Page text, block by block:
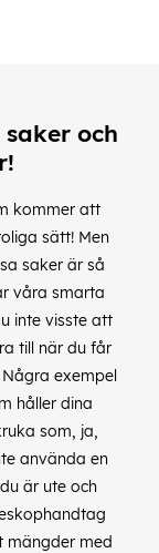
och
kommer att
sätt! Men
saker är så
våra smarta
inte visste att
till när du får
exempel
håller dina
som, ja,
använda en
är ute och
mängder med